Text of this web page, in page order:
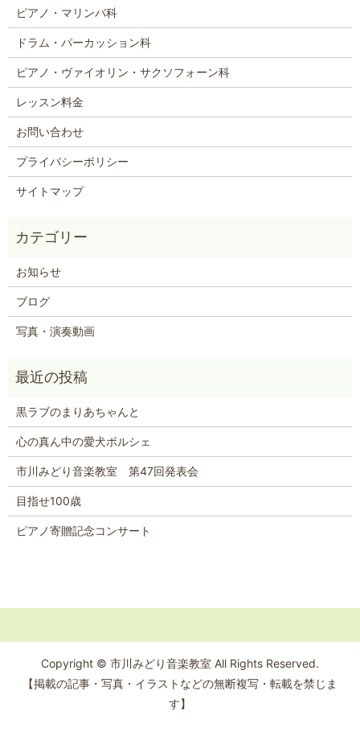
ピアノ・マリンバ科
ドラム・パーカッション科
ピアノ・ヴァイオリン・サクソフォーン科
レッスン料金
お問い合わせ
プライバシーポリシー
サイトマップ
お知らせ
ブログ
写真・演奏動画
黒ラブのまりあちゃんと
心の真ん中の愛犬ポルシェ
市川みどり音楽教室 第47回発表会
目指せ100歳
ピアノ寄贈記念コンサート
Copyright © 市川みどり音楽教室 All Rights Reserved.
【掲載の記事・写真・イラストなどの無断複写・転載を禁じま
す】